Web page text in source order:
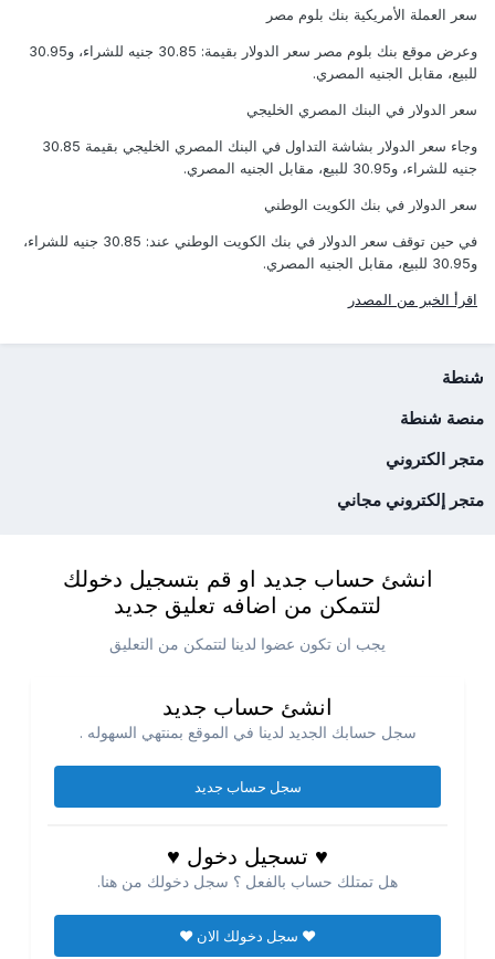
سعر العملة الأمريكية بنك بلوم مصر
وعرض موقع بنك بلوم مصر سعر الدولار بقيمة: 30.85 جنيه للشراء، و30.95
للبيع، مقابل الجنيه المصري.
سعر الدولار في البنك المصري الخليجي
وجاء سعر الدولار بشاشة التداول في البنك المصري الخليجي بقيمة 30.85
جنيه للشراء، و30.95 للبيع، مقابل الجنيه المصري.
سعر الدولار في بنك الكويت الوطني
في حين توقف سعر الدولار في بنك الكويت الوطني عند: 30.85 جنيه للشراء،
و30.95 للبيع، مقابل الجنيه المصري.
اقرأ الخبر من المصدر
شنطة
منصة شنطة
متجر الكتروني
متجر إلكتروني مجاني
انشئ حساب جديد او قم بتسجيل دخولك
لتتمكن من اضافه تعليق جديد
يجب ان تكون عضوا لدينا لتتمكن من التعليق
انشئ حساب جديد
سجل حسابك الجديد لدينا في الموقع بمنتهي السهوله .
سجل حساب جديد
♥ تسجيل دخول ♥
هل تمتلك حساب بالفعل ؟ سجل دخولك من هنا.
♥ سجل دخولك الان ♥